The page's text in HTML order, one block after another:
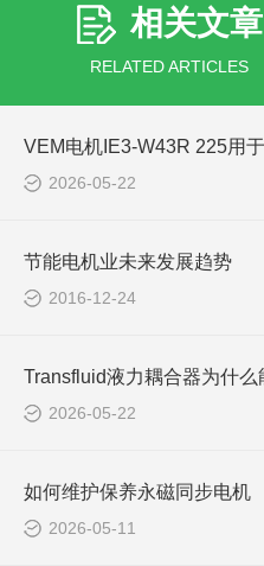
相关文章
RELATED ARTICLES
2026-05-22
节能电机业未来发展趋势
2016-12-24
2026-05-22
如何维护保养永磁同步电机
2026-05-11